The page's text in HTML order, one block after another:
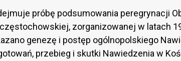
próbę podsumowania peregrynacji
zorganizowanej w latach
genezę i postęp ogólnopolskiego
przebieg i skutki Nawiedzenia w